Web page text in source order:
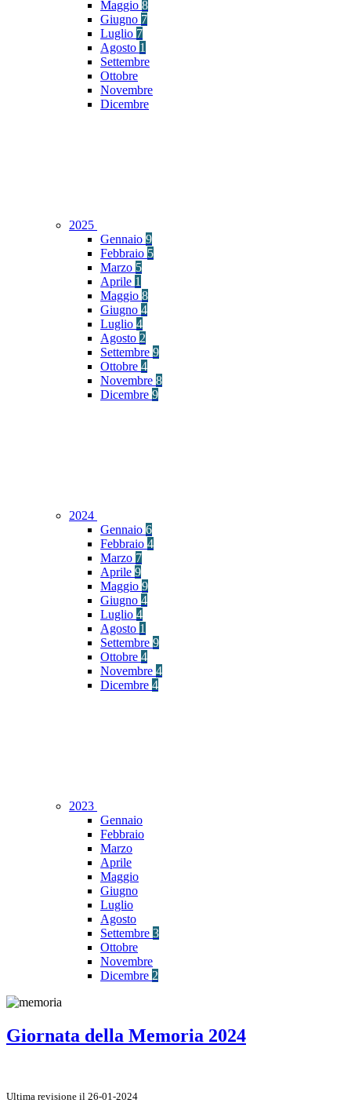
Maggio 8
Giugno 7
Luglio 7
Agosto 1
Settembre
Ottobre
Novembre
Dicembre
2025
Gennaio 9
Febbraio 5
Marzo 5
Aprile 1
Maggio 8
Giugno 4
Luglio 4
Agosto 2
Settembre 9
Ottobre 4
Novembre 8
Dicembre 9
2024
Gennaio 6
Febbraio 4
Marzo 7
Aprile 9
Maggio 9
Giugno 4
Luglio 4
Agosto 1
Settembre 9
Ottobre 4
Novembre 4
Dicembre 4
2023
Gennaio
Febbraio
Marzo
Aprile
Maggio
Giugno
Luglio
Agosto
Settembre 3
Ottobre
Novembre
Dicembre 2
Giornata della Memoria 2024
Ultima revisione il 26-01-2024